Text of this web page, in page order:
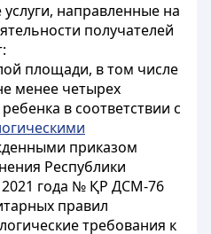
направленные на
получателей
площади, в том числе
менее четырех
в соответствии с
приказом
Республики
2021 года № ҚР ДСМ-76
правил
требования к